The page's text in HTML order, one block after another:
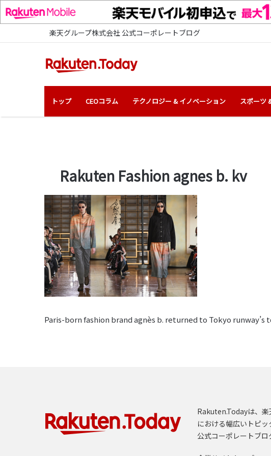
楽天グループ株式会社 公式コーポレートブログ
トップ CEOコラム テクノロジー & イノベーション スポーツ
Rakuten Fashion agnes b. kv
Paris-born fashion brand agnès b. returned to Tokyo runway’s
Rakuten.Todayは、楽
における幅広いトピッ
公式コーポレートブロ